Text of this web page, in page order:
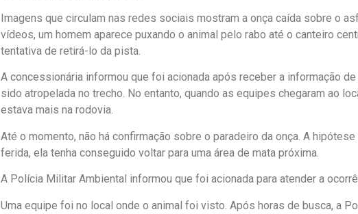
Imagens que circulam nas redes sociais mostram a onça caída sobre o
vídeos, um homem aparece puxando o animal pelo rabo até o canteiro
tentativa de retirá-lo da pista.
A concessionária informou que foi acionada após receber a informação de
sido atropelada no trecho. No entanto, quando as equipes chegaram ao
estava mais na rodovia.
Até o momento, não há confirmação sobre o paradeiro da onça. A
ferida, ela tenha conseguido voltar para uma área de mata próxima.
A Polícia Militar Ambiental informou que foi acionada para atender a
Uma equipe foi no local onde o animal foi visto. Após horas de busca, a